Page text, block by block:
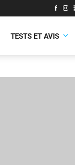
TESTS ET AVIS